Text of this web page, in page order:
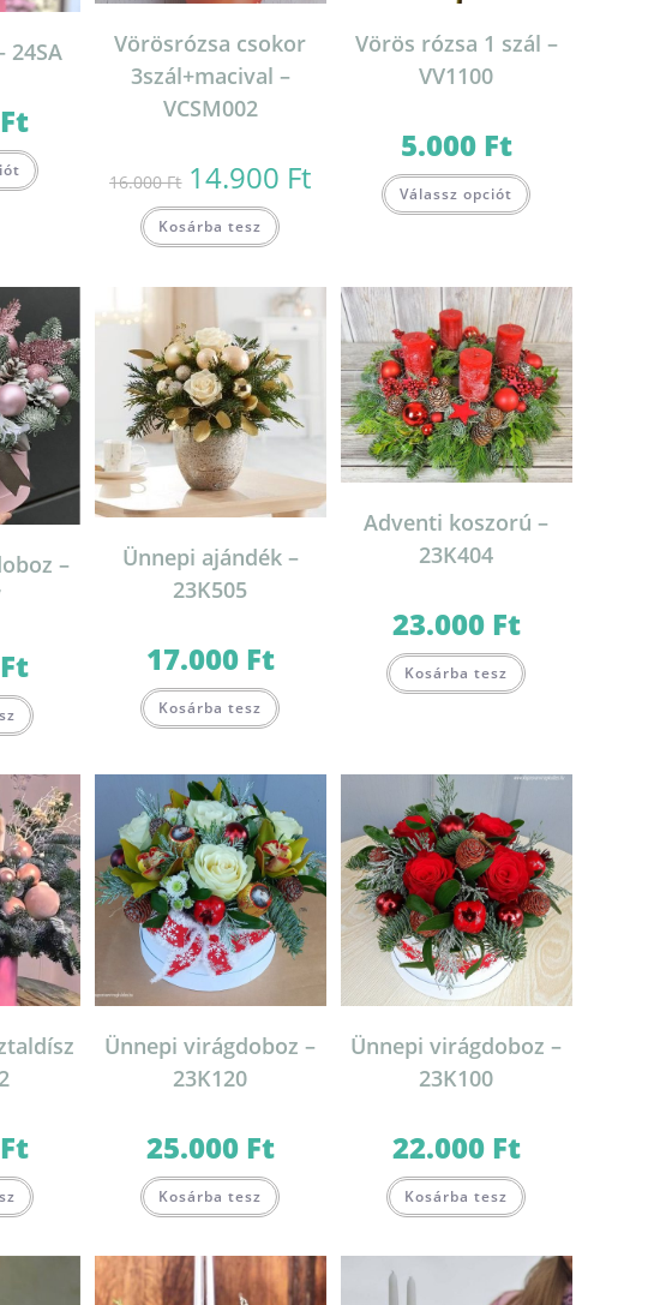
24SA
Ft
Vörösrózsa csokor
3szál+macival –
VCSM002
16.000Ft
Original
price
was:
16.000 Ft.
14.900 FtCurrent
price
Kosárba tesz
Vörös rózsa 1 szál –
VV1100
5.000 Ft
Válassz opciót
–
Ft
Ünnepi ajándék –
23K505
17.000 Ft
Kosárba tesz
Adventi koszorú –
23K404
23.000 Ft
Kosárba tesz
Ft
Ünnepi virágdoboz –
23K120
25.000 Ft
Kosárba tesz
Ünnepi virágdoboz –
23K100
22.000 Ft
Kosárba tesz